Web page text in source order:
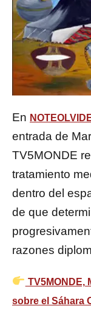
En
entrada de
TV5MONDE
tratamiento
dentro del
de que
razones
TV5MONDE,
sobre el Sáhara